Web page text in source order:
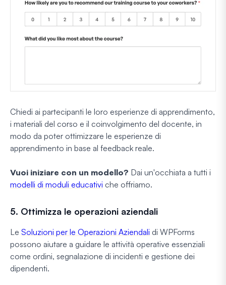
Chiedi ai partecipanti le loro esperienze di apprendimento,
i materiali del corso e il coinvolgimento del docente, in
modo da poter ottimizzare le esperienze di
apprendimento in base al feedback reale.
Vuoi iniziare con un modello? Dai un'occhiata a tutti i
modelli di moduli educativi che offriamo.
5. Ottimizza le operazioni aziendali
Le Soluzioni per le Operazioni Aziendali di WPForms
possono aiutare a guidare le attività operative essenziali
come ordini, segnalazione di incidenti e gestione dei
dipendenti.